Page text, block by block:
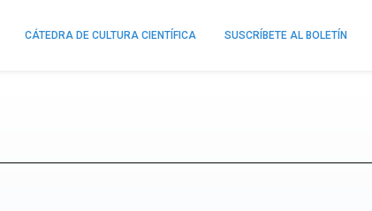
CÁTEDRA DE CULTURA CIENTÍFICA SUSCRÍBETE AL BOLETÍN